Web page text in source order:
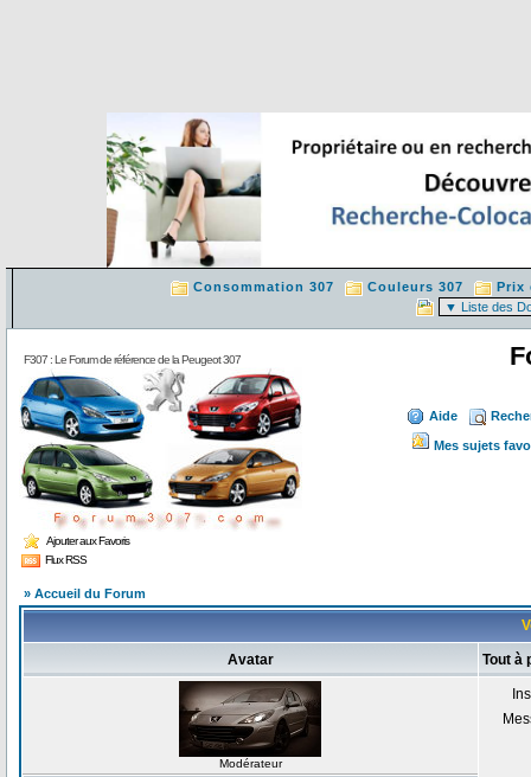
Consommation 307 Couleurs 307 Prix
F307 : Le Forum de référence de la Peugeot 307
Ajouter aux Favoris
Flux RSS
Aide
Mes sujets
» Accueil du Forum
Avatar Tout à
Modérateur